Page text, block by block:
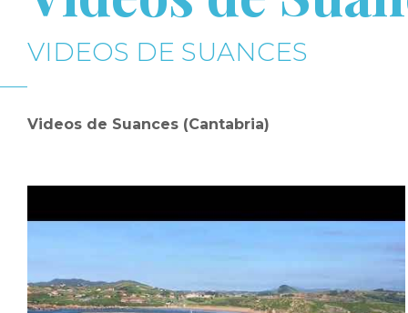
VIDEOS DE SUANCES
Videos de Suances (Cantabria)